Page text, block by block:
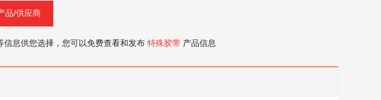
品/供应商
息供您选择，您可以免费查看和发布 特殊胶带 产品信息